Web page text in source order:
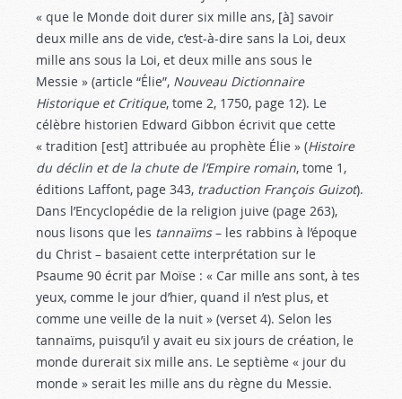
« que le Monde doit durer six mille ans, [à] savoir
deux mille ans de vide, c’est-à-dire sans la Loi, deux
mille ans sous la Loi, et deux mille ans sous le
Messie » (article “Élie”, Nouveau Dictionnaire
Historique et Critique, tome 2, 1750, page 12). Le
célèbre historien Edward Gibbon écrivit que cette
« tradition [est] attribuée au prophète Élie » (Histoire
du déclin et de la chute de l’Empire romain, tome 1,
éditions Laffont, page 343, traduction François Guizot).
Dans l’Encyclopédie de la religion juive (page 263),
nous lisons que les tannaïms– les rabbins à l’époque
du Christ – basaient cette interprétation sur le
Psaume 90 écrit par Moïse : « Car mille ans sont, à tes
yeux, comme le jour d’hier, quand il n’est plus, et
comme une veille de la nuit » (verset 4). Selon les
tannaïms, puisqu’il y avait eu six jours de création, le
monde durerait six mille ans. Le septième « jour du
monde » serait les mille ans du règne du Messie.